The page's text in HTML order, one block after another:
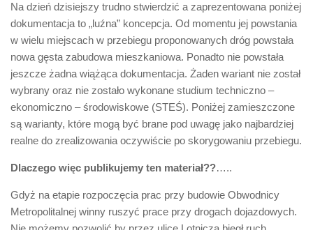
Na dzień dzisiejszy trudno stwierdzić a zaprezentowana poniżej
dokumentacja to „luźna” koncepcja. Od momentu jej powstania
w wielu miejscach w przebiegu proponowanych dróg powstała
nowa gęsta zabudowa mieszkaniowa. Ponadto nie powstała
jeszcze żadna wiążąca dokumentacja. Żaden wariant nie został
wybrany oraz nie zostało wykonane studium techniczno –
ekonomiczno – środowiskowe (STEŚ). Poniżej zamieszczone
są warianty, które mogą być brane pod uwagę jako najbardziej
realne do zrealizowania oczywiście po skorygowaniu przebiegu.
Dlaczego więc publikujemy ten materiał??…..
Gdyż na etapie rozpoczęcia prac przy budowie Obwodnicy
Metropolitalnej winny ruszyć prace przy drogach dojazdowych.